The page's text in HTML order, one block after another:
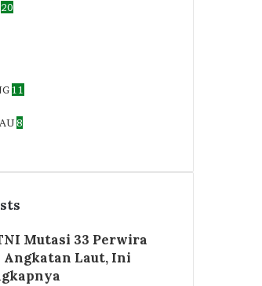
20
11
8
Mutasi 33 Perwira
Laut, Ini